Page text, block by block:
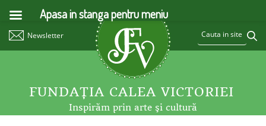
Newsletter
FUNDAŢIA CALEA VICTORIEI
Inspirăm prin arte şi cultură
Apasa in stanga pentru meniu